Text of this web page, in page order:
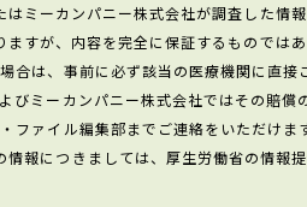
ミーカンパニー株式会社が調査した情報
すが、内容を完全に保証するものではあ
合は、事前に必ず該当の医療機関に直接
ミーカンパニー株式会社ではその賠償
ァイル編集部までご連絡をいただけま
報につきましては、厚生労働省の情報